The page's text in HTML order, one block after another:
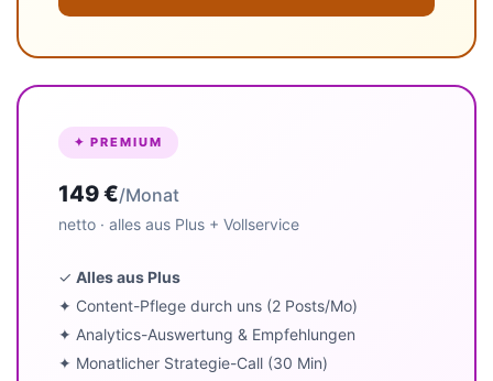
✦ PREMIUM
149 €/Monat
netto · alles aus Plus + Vollservice
✓ Alles aus Plus
✦ Content-Pflege durch uns (2 Posts/Mo)
✦ Analytics-Auswertung & Empfehlungen
✦ Monatlicher Strategie-Call (30 Min)